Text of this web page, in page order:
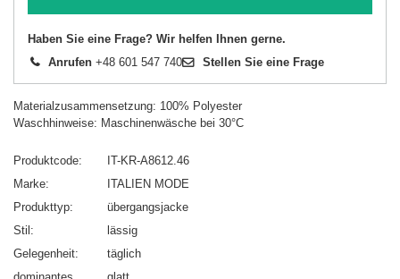
Haben Sie eine Frage? Wir helfen Ihnen gerne.
Anrufen +48 601 547 740 Stellen Sie eine Frage
Materialzusammensetzung: 100% Polyester
Waschhinweise: Maschinenwäsche bei 30°C
Produktcode
IT-KR-A8612.46
Marke
ITALIEN MODE
Produkttyp
übergangsjacke
Stil
lässig
Gelegenheit
täglich